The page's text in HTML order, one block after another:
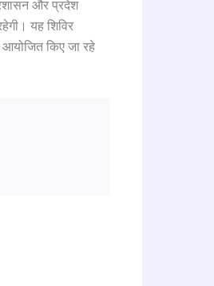
और प्रदेश
यह शिविर
किए जा रहे